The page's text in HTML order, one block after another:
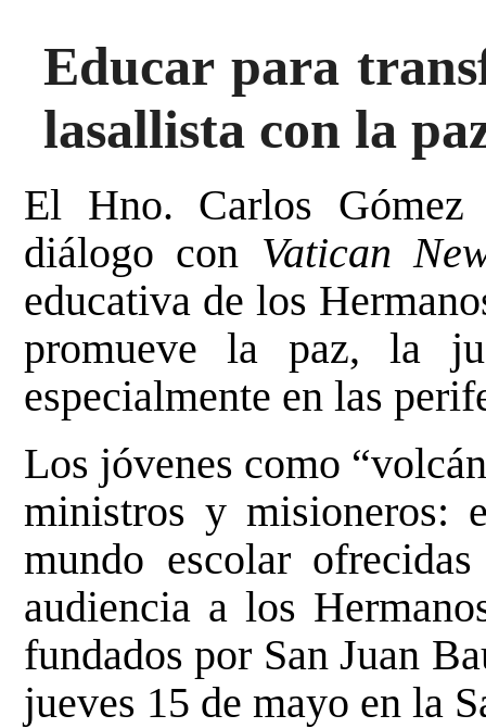
Educar para
lasallista con la
El Hno. Carlos
diálogo con Vatican
educativa de los
promueve la paz, la
especialmente en las
Los jóvenes como
ministros y misioneros:
mundo escolar
audiencia a los
fundados por San Juan
jueves 15 de mayo en la